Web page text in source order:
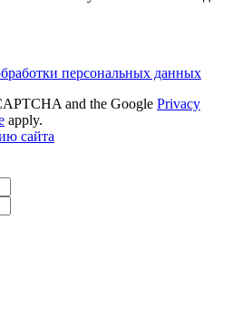
персональных данных
and the Google Privacy
apply.
сайта